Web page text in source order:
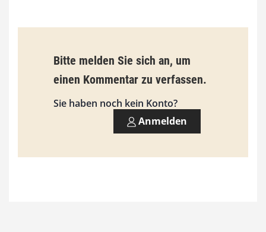
9
3
0
0
Bitte melden Sie sich an, um
einen Kommentar zu verfassen.
Sie haben noch kein Konto?
Anmelden